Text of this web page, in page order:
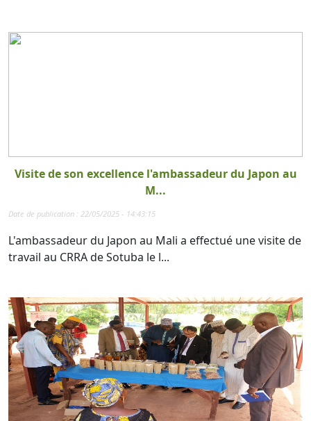
Visite de son excellence l'ambassadeur du Japon au
M...
Date de publication : 22/05/2025 - 14:43:15
L'ambassadeur du Japon au Mali a effectué une visite de
travail au CRRA de Sotuba le l...